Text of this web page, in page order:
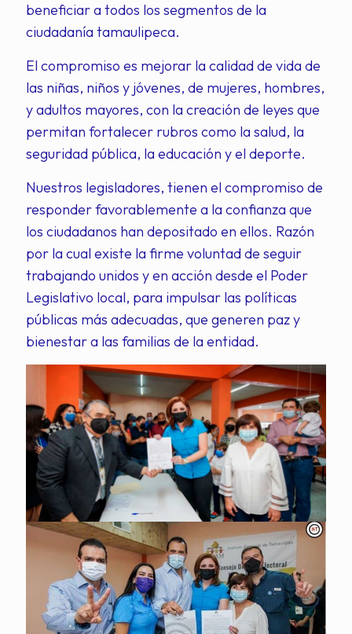
beneficiar a todos los segmentos de la
ciudadanía tamaulipeca.
El compromiso es mejorar la calidad de vida de
las niñas, niños y jóvenes, de mujeres, hombres,
y adultos mayores, con la creación de leyes que
permitan fortalecer rubros como la salud, la
seguridad pública, la educación y el deporte.
Nuestros legisladores, tienen el compromiso de
responder favorablemente a la confianza que
los ciudadanos han depositado en ellos. Razón
por la cual existe la firme voluntad de seguir
trabajando unidos y en acción desde el Poder
Legislativo local, para impulsar las políticas
públicas más adecuadas, que generen paz y
bienestar a las familias de la entidad.